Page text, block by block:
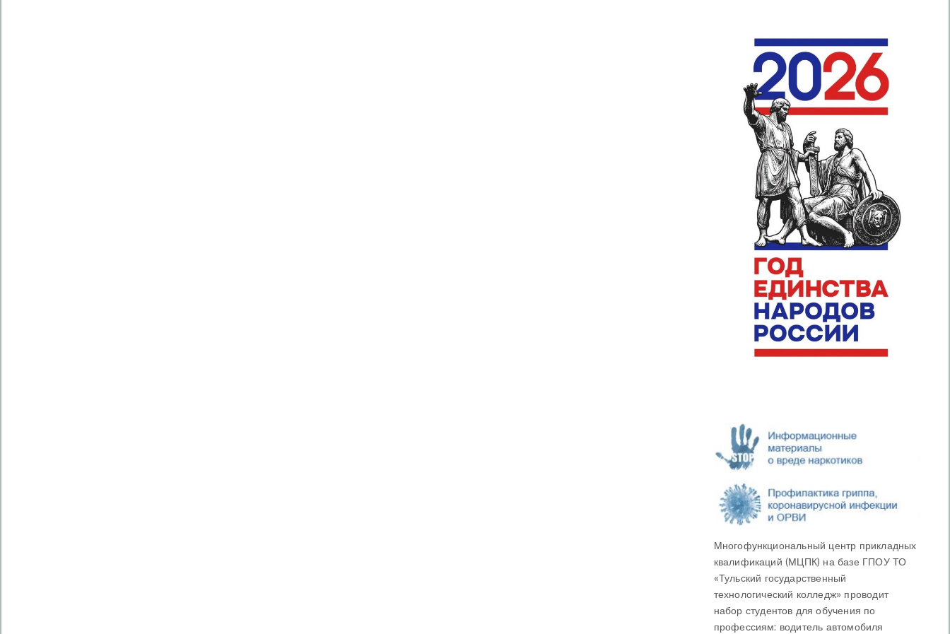
Многофункциональный центр прикладных
квалификаций (МЦПК) на базе ГПОУ ТО
«Тульский государственный
технологический колледж» проводит
набор студентов для обучения по
профессиям: водитель автомобиля